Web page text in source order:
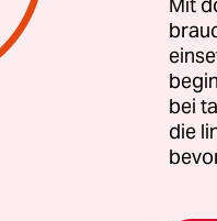
durch gezielte
über eine solche
Überraschung.
viel massiver
und einiges
bei
die